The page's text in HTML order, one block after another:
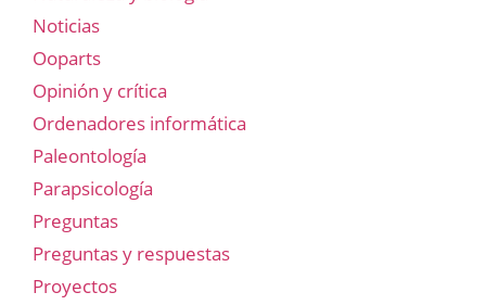
Noticias
Ooparts
Opinión y crítica
Ordenadores informática
Paleontología
Parapsicología
Preguntas
Preguntas y respuestas
Proyectos